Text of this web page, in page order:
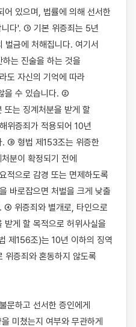
어 있으며, 법률에 의해 선서한
다'. ① 기본 위증죄는 5년
벌금에 처해집니다. 여기서
는 진술을 하는 것을
도 자신의 기억에 따라
을 수 있습니다. ②
또는 징계처분을 받게 할
위증죄가 적용되어 10년
. ③ 형법 제153조는 위증한
분이 확정되기 전에
적으로 감경 또는 면제하도록
바로잡으면 처벌을 크게 낮출
④ 위증죄와 별개로, 타인으로
받게 할 목적으로 허위사실을
제156조)는 10년 이하의 징역
위증죄와 혼동하지 않도록
문하고 선서한 증인에게
미쳤는지 여부와 무관하게